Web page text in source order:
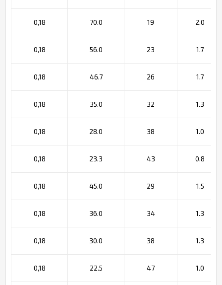
0,18 70.0 19 2.0
0,18 56.0 23 1.7
0,18 46.7 26 1.7
0,18 35.0 32 1.3
0,18 28.0 38 1.0
0,18 23.3 43 0.8
0,18 45.0 29 1.5
0,18 36.0 34 1.3
0,18 30.0 38 1.3
0,18 22.5 47 1.0